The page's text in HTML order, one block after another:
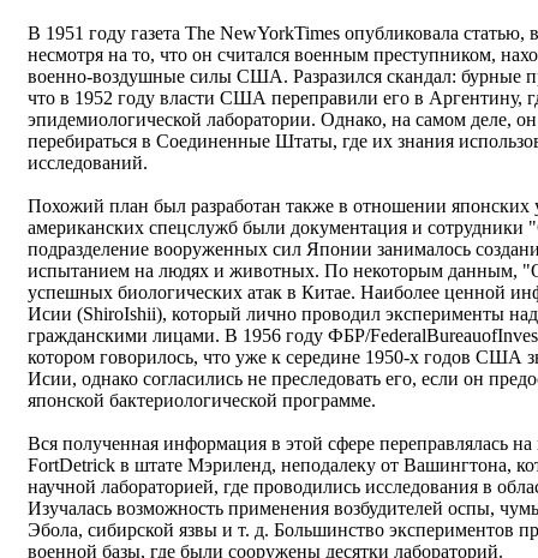
В 1951 году газета The NewYorkTimes опубликовала
несмотря на то, что он считался военным преступником,
военно-воздушные силы США. Разразился скандал: бурные
что в 1952 году власти США переправили его в Аргентину,
эпидемиологической лаборатории. Однако, на самом деле,
перебираться в Соединенные Штаты, где их знания
исследований.
Похожий план был разработан также в отношении
американских спецслужб были документация и сотрудники
подразделение вооруженных сил Японии занималось
испытанием на людях и животных. По некоторым данным,
успешных биологических атак в Китае. Наиболее ценной
Исии (ShiroIshii), который лично проводил эксперименты
гражданскими лицами. В 1956 году ФБР/
котором говорилось, что уже к середине 1950-х годов США
Исии, однако согласились не преследовать его, если он
японской бактериологической программе.
Вся полученная информация в этой сфере переправлялась
FortDetrick в штате Мэриленд, неподалеку от Вашингтона,
научной лабораторией, где проводились исследования в
Изучалась возможность применения возбудителей оспы,
Эбола, сибирской язвы и т. д. Большинство экспериментов
военной базы, где были сооружены десятки лабораторий.